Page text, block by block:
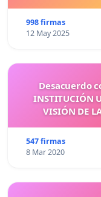
998 firmas
12 May 2025
Desacuerdo
INSTITUCIÓN
VISIÓN DE
547 firmas
8 Mar 2020